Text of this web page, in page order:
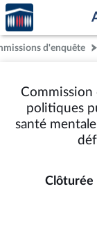
Aller au contenu
Aller en bas de la
Accèder
à la
page
d'accueild'enquête
Commission
politiques
santé
Clôturée